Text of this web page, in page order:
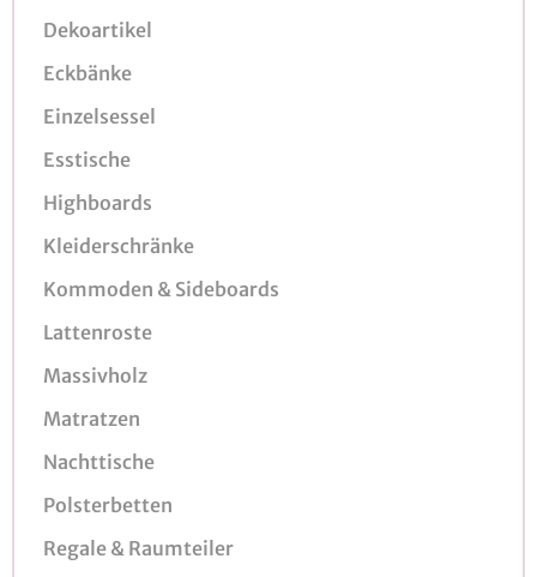
Dekoartikel
Eckbänke
Einzelsessel
Esstische
Highboards
Kleiderschränke
Kommoden & Sideboards
Lattenroste
Massivholz
Matratzen
Nachttische
Polsterbetten
Regale & Raumteiler